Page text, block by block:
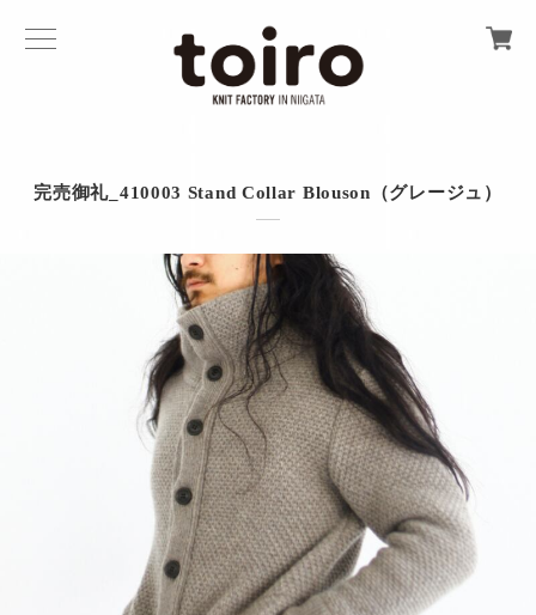
完売御礼_410003 Stand Collar Blouson（グレージュ）